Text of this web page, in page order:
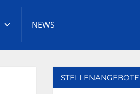
NEWS
STELLENANGEBOTE